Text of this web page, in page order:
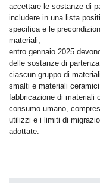
accettare le sostanze di
includere in una lista
specifica e le
materiali;
entro gennaio 2025
delle sostanze di
ciascun gruppo di
smalti e materiali
fabbricazione di materiali
consumo umano,
utilizzi e i limiti di
adottate.